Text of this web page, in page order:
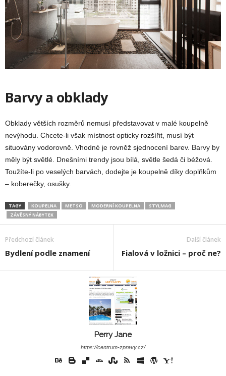
Barvy a obklady
Obklady větších rozměrů nemusí představovat v malé koupelně
nevýhodu. Chcete-li však místnost opticky rozšířit, musí být
situovány vodorovně. Vhodné je rovněž sjednocení barev. Barvy by
měly být světlé. Dnešními trendy jsou bílá, světle šedá či béžová.
Toužíte-li po veselých barvách, dodejte je koupelně díky doplňkům
– koberečky, osušky.
TAGY KOUPELNA METSO MODERNÍ KOUPELNA
STYLMAG
ZÁVĚSNÝ NÁBYTEK
Předchozí článek
Bydlení podle znamení
Další článek
Fialová v ložnici – proč ne?
Perry Jane
https://centrum-zpravy.cz/